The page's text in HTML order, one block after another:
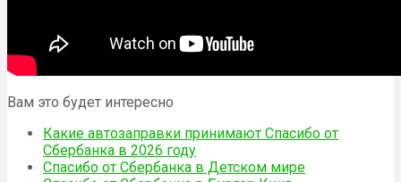
Вам это будет интересно
Какие автозаправки принимают Спасибо от
Сбербанка в 2026 году
Спасибо от Сбербанка в Детском мире